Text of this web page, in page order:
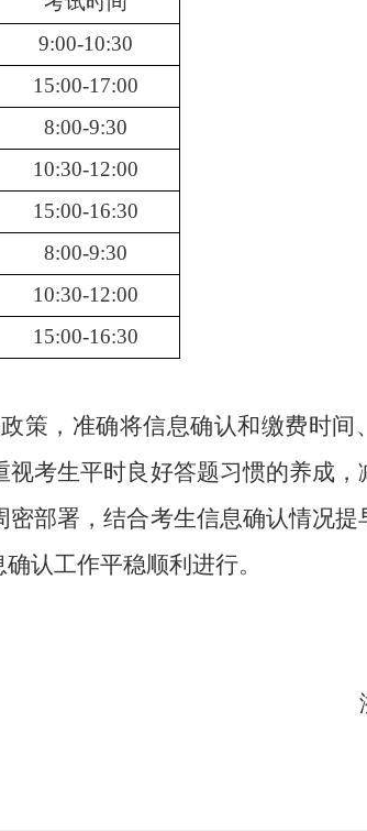
9:00-10:30
15:00-17:00
8:00-9:30
10:30-12:00
15:00-16:30
8:00-9:30
10:30-12:00
15:00-16:30
策， 准确将信息确认和缴费时间
考生平时良好答题习惯的养成
部署，结合考生信息确认情况提
认工作平稳顺利进行。